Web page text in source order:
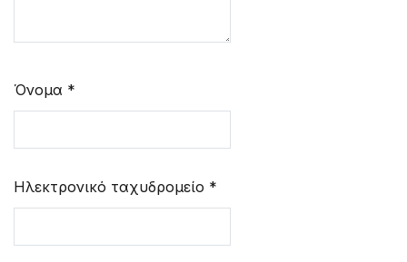
Όνομα *
Ηλεκτρονικό ταχυδρομείο *